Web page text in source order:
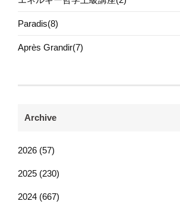
Paradis(8)
Après Grandir(7)
Archive
2026 (57)
2025 (230)
2024 (667)